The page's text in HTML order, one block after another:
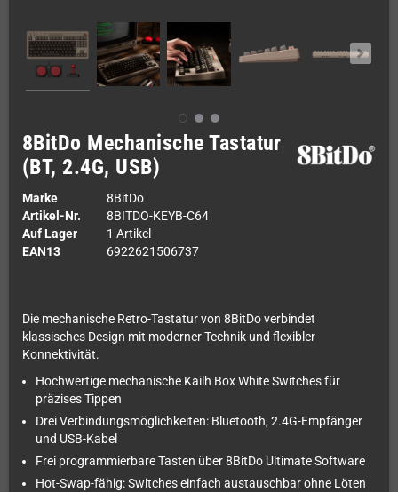
8BitDo Mechanische Tastatur
(BT, 2.4G, USB)
Marke
8BitDo
Artikel-Nr.
8BITDO-KEYB-C64
Auf Lager
1 Artikel
EAN13
6922621506737
Die mechanische Retro-Tastatur von 8BitDo verbindet
klassisches Design mit moderner Technik und flexibler
Konnektivität.
Hochwertige mechanische Kailh Box White Switches für
präzises Tippen
Drei Verbindungsmöglichkeiten: Bluetooth, 2.4G-Empfänger
und USB-Kabel
Frei programmierbare Tasten über 8BitDo Ultimate Software
Hot-Swap-fähig: Switches einfach austauschbar ohne Löten